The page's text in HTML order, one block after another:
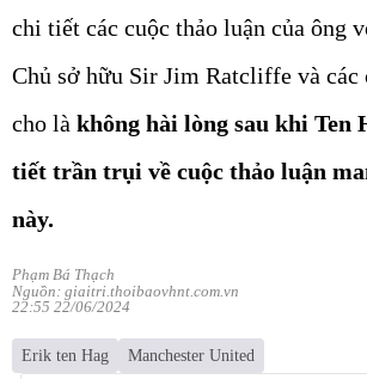
chi tiết các cuộc thảo luận của ông
Chủ sở hữu Sir Jim Ratcliffe và các
cho là không hài lòng sau khi Ten
tiết trần trụi về cuộc thảo luận
này.
Phạm Bá Thạch
Nguồn: giaitri.thoibaovhnt.com.vn
22:55 22/06/2024
Erik ten Hag Manchester United